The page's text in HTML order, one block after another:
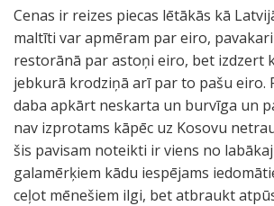
Cenas ir reizes piecas lētākās kā
maltīti var apmēram par eiro,
restorānā par astoņi eiro, bet izdzert
jebkurā krodziņā arī par to pašu eiro.
daba apkārt neskarta un burvīga un
nav izprotams kāpēc uz Kosovu
šis pavisam noteikti ir viens no
galamērķiem kādu iespējams
ceļot mēnešiem ilgi, bet atbraukt